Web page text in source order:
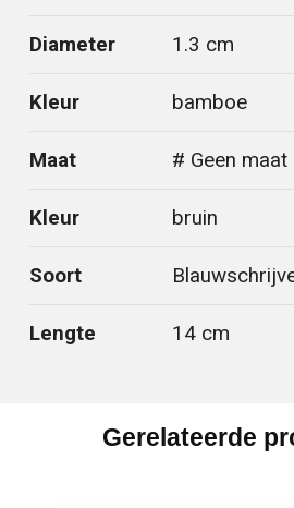
Diameter 1.3 cm
Kleur bamboe
Maat # Geen maat
Kleur bruin
Soort
Lengte 14 cm
Gerelateerde